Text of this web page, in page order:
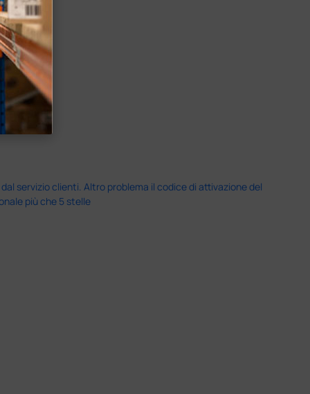
servizio clienti. Altro problema il codice di attivazione del
più che 5 stelle